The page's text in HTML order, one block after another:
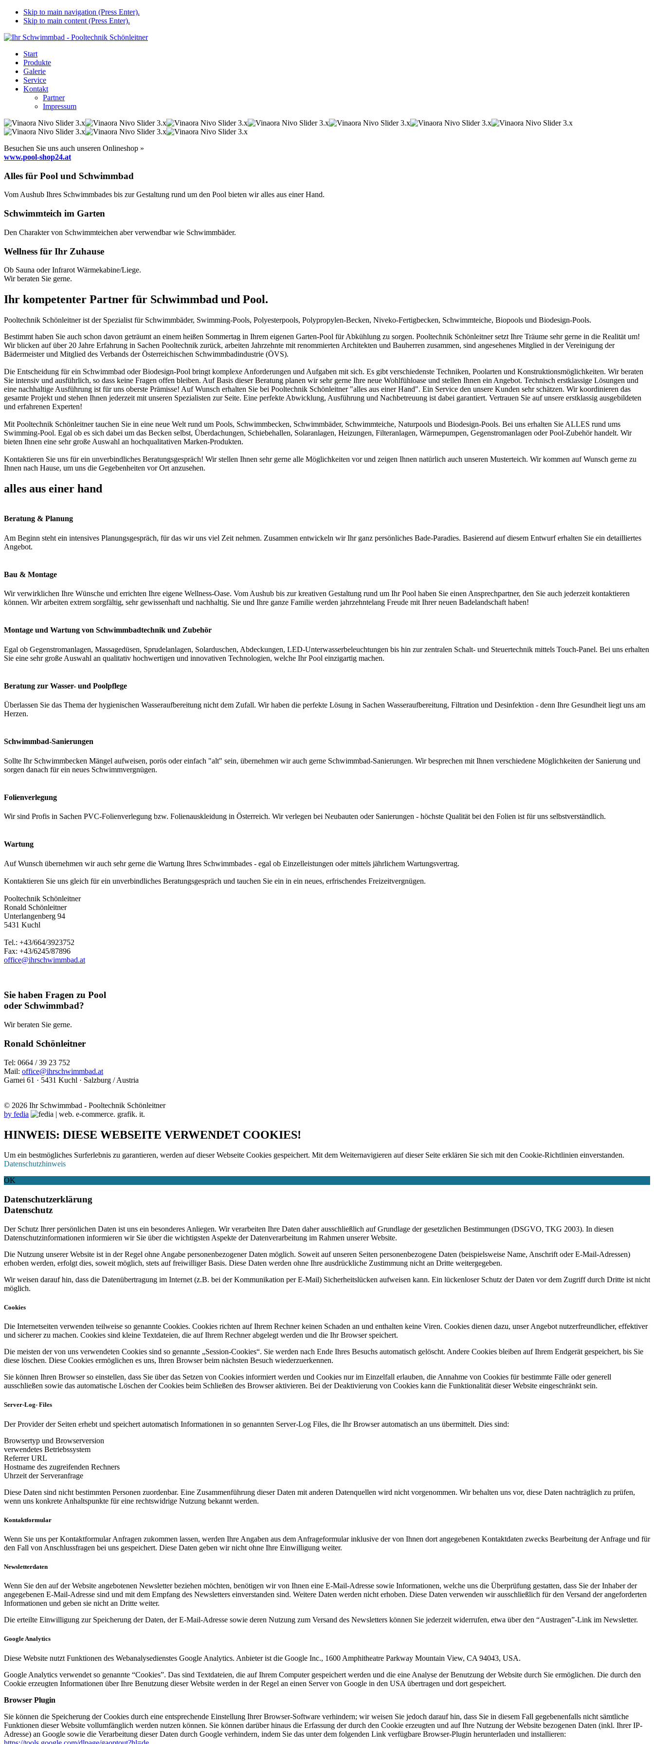
Skip to main navigation (Press Enter).
Skip to main content (Press Enter).
Start
Produkte
Galerie
Service
Kontakt
Partner
Impressum
Besuchen Sie uns auch unseren Onlineshop »
www.pool-shop24.at
Alles für Pool und Schwimmbad
Vom Aushub Ihres Schwimmbades bis zur Gestaltung rund um den Pool bieten wir alles aus einer Hand.
Schwimmteich im Garten
Den Charakter von Schwimmteichen aber verwendbar wie Schwimmbäder.
Wellness für Ihr Zuhause
Ob Sauna oder Infrarot Wärmekabine/Liege.
Wir beraten Sie gerne.
Ihr kompetenter Partner für Schwimmbad und Pool.
Pooltechnik Schönleitner ist der Spezialist für Schwimmbäder, Swimming-Pools, Polyesterpools, Polypropylen-Becken, Niveko-Fertigbecken, Schwimmteiche, Biopools und Biodesign-Pools.
Bestimmt haben Sie auch schon davon geträumt an einem heißen Sommertag in Ihrem eigenen Garten-Pool für Abkühlung zu sorgen. Pooltechnik Schönleitner setzt Ihre Träume sehr gerne in die Realität um!
Wir blicken auf über 20 Jahre Erfahrung in Sachen Pooltechnik zurück, arbeiten Jahrzehnte mit renommierten Architekten und Bauherren zusammen, sind angesehenes Mitglied in der Vereinigung der
Bädermeister und Mitglied des Verbands der Österreichischen Schwimmbadindustrie (ÖVS).
Die Entscheidung für ein Schwimmbad oder Biodesign-Pool bringt komplexe Anforderungen und Aufgaben mit sich. Es gibt verschiedenste Techniken, Poolarten und Konstruktionsmöglichkeiten. Wir beraten
Sie intensiv und ausführlich, so dass keine Fragen offen bleiben. Auf Basis dieser Beratung planen wir sehr gerne Ihre neue Wohlfühloase und stellen Ihnen ein Angebot. Technisch erstklassige Lösungen und
eine nachhaltige Ausführung ist für uns oberste Prämisse! Auf Wunsch erhalten Sie bei Pooltechnik Schönleitner "alles aus einer Hand". Ein Service den unsere Kunden sehr schätzen. Wir koordinieren das
gesamte Projekt und stehen Ihnen jederzeit mit unseren Spezialisten zur Seite. Eine perfekte Abwicklung, Ausführung und Nachbetreuung ist dabei garantiert. Vertrauen Sie auf unsere erstklassig ausgebildeten
und erfahrenen Experten!
Mit Pooltechnik Schönleitner tauchen Sie in eine neue Welt rund um Pools, Schwimmbecken, Schwimmbäder, Schwimmteiche, Naturpools und Biodesign-Pools. Bei uns erhalten Sie ALLES rund ums
Swimming-Pool. Egal ob es sich dabei um das Becken selbst, Überdachungen, Schiebehallen, Solaranlagen, Heizungen, Filteranlagen, Wärmepumpen, Gegenstromanlagen oder Pool-Zubehör handelt. Wir
bieten Ihnen eine sehr große Auswahl an hochqualitativen Marken-Produkten.
Kontaktieren Sie uns für ein unverbindliches Beratungsgespräch! Wir stellen Ihnen sehr gerne alle Möglichkeiten vor und zeigen Ihnen natürlich auch unseren Musterteich. Wir kommen auf Wunsch gerne zu
Ihnen nach Hause, um uns die Gegebenheiten vor Ort anzusehen.
alles aus einer hand
Beratung & Planung
Am Beginn steht ein intensives Planungsgespräch, für das wir uns viel Zeit nehmen. Zusammen entwickeln wir Ihr ganz persönliches Bade-Paradies. Basierend auf diesem Entwurf erhalten Sie ein detailliertes
Angebot.
Bau & Montage
Wir verwirklichen Ihre Wünsche und errichten Ihre eigene Wellness-Oase. Vom Aushub bis zur kreativen Gestaltung rund um Ihr Pool haben Sie einen Ansprechpartner, den Sie auch jederzeit kontaktieren
können. Wir arbeiten extrem sorgfältig, sehr gewissenhaft und nachhaltig. Sie und Ihre ganze Familie werden jahrzehntelang Freude mit Ihrer neuen Badelandschaft haben!
Montage und Wartung von Schwimmbadtechnik und Zubehör
Egal ob Gegenstromanlagen, Massagedüsen, Sprudelanlagen, Solarduschen, Abdeckungen, LED-Unterwasserbeleuchtungen bis hin zur zentralen Schalt- und Steuertechnik mittels Touch-Panel. Bei uns erhalten
Sie eine sehr große Auswahl an qualitativ hochwertigen und innovativen Technologien, welche Ihr Pool einzigartig machen.
Beratung zur Wasser- und Poolpflege
Überlassen Sie das Thema der hygienischen Wasseraufbereitung nicht dem Zufall. Wir haben die perfekte Lösung in Sachen Wasseraufbereitung, Filtration und Desinfektion - denn Ihre Gesundheit liegt uns am
Herzen.
Schwimmbad-Sanierungen
Sollte Ihr Schwimmbecken Mängel aufweisen, porös oder einfach "alt" sein, übernehmen wir auch gerne Schwimmbad-Sanierungen. Wir besprechen mit Ihnen verschiedene Möglichkeiten der Sanierung und
sorgen danach für ein neues Schwimmvergnügen.
Folienverlegung
Wir sind Profis in Sachen PVC-Folienverlegung bzw. Folienauskleidung in Österreich. Wir verlegen bei Neubauten oder Sanierungen - höchste Qualität bei den Folien ist für uns selbstverständlich.
Wartung
Auf Wunsch übernehmen wir auch sehr gerne die Wartung Ihres Schwimmbades - egal ob Einzelleistungen oder mittels jährlichem Wartungsvertrag.
Kontaktieren Sie uns gleich für ein unverbindliches Beratungsgespräch und tauchen Sie ein in ein neues, erfrischendes Freizeitvergnügen.
Pooltechnik Schönleitner
Ronald Schönleitner
Unterlangenberg 94
5431 Kuchl
Tel.: +43/664/3923752
Fax: +43/6245/87896
office@ihrschwimmbad.at
Sie haben Fragen zu Pool
oder Schwimmbad?
Wir beraten Sie gerne.
Ronald Schönleitner
Tel: 0664 / 39 23 752
Mail: office@ihrschwimmbad.at
Garnei 61 · 5431 Kuchl · Salzburg / Austria
© 2026 Ihr Schwimmbad - Pooltechnik Schönleitner
by fedia
HINWEIS: DIESE WEBSEITE VERWENDET COOKIES!
Um ein bestmögliches Surferlebnis zu garantieren, werden auf dieser Webseite Cookies gespeichert. Mit dem Weiternavigieren auf dieser Seite erklären Sie sich mit den Cookie-Richtlinien einverstanden.
Datenschutzhinweis
OK
Datenschutzerklärung
Datenschutz
Der Schutz Ihrer persönlichen Daten ist uns ein besonderes Anliegen. Wir verarbeiten Ihre Daten daher ausschließlich auf Grundlage der gesetzlichen Bestimmungen (DSGVO, TKG 2003). In diesen
Datenschutzinformationen informieren wir Sie über die wichtigsten Aspekte der Datenverarbeitung im Rahmen unserer Website.
Die Nutzung unserer Website ist in der Regel ohne Angabe personenbezogener Daten möglich. Soweit auf unseren Seiten personenbezogene Daten (beispielsweise Name, Anschrift oder E-Mail-Adressen)
erhoben werden, erfolgt dies, soweit möglich, stets auf freiwilliger Basis. Diese Daten werden ohne Ihre ausdrückliche Zustimmung nicht an Dritte weitergegeben.
Wir weisen darauf hin, dass die Datenübertragung im Internet (z.B. bei der Kommunikation per E-Mail) Sicherheitslücken aufweisen kann. Ein lückenloser Schutz der Daten vor dem Zugriff durch Dritte ist nicht
möglich.
Cookies
Die Internetseiten verwenden teilweise so genannte Cookies. Cookies richten auf Ihrem Rechner keinen Schaden an und enthalten keine Viren. Cookies dienen dazu, unser Angebot nutzerfreundlicher, effektiver
und sicherer zu machen. Cookies sind kleine Textdateien, die auf Ihrem Rechner abgelegt werden und die Ihr Browser speichert.
Die meisten der von uns verwendeten Cookies sind so genannte „Session-Cookies“. Sie werden nach Ende Ihres Besuchs automatisch gelöscht. Andere Cookies bleiben auf Ihrem Endgerät gespeichert, bis Sie
diese löschen. Diese Cookies ermöglichen es uns, Ihren Browser beim nächsten Besuch wiederzuerkennen.
Sie können Ihren Browser so einstellen, dass Sie über das Setzen von Cookies informiert werden und Cookies nur im Einzelfall erlauben, die Annahme von Cookies für bestimmte Fälle oder generell
ausschließen sowie das automatische Löschen der Cookies beim Schließen des Browser aktivieren. Bei der Deaktivierung von Cookies kann die Funktionalität dieser Website eingeschränkt sein.
Server-Log- Files
Der Provider der Seiten erhebt und speichert automatisch Informationen in so genannten Server-Log Files, die Ihr Browser automatisch an uns übermittelt. Dies sind:
Browsertyp und Browserversion
verwendetes Betriebssystem
Referrer URL
Hostname des zugreifenden Rechners
Uhrzeit der Serveranfrage
Diese Daten sind nicht bestimmten Personen zuordenbar. Eine Zusammenführung dieser Daten mit anderen Datenquellen wird nicht vorgenommen. Wir behalten uns vor, diese Daten nachträglich zu prüfen,
wenn uns konkrete Anhaltspunkte für eine rechtswidrige Nutzung bekannt werden.
Kontaktformular
Wenn Sie uns per Kontaktformular Anfragen zukommen lassen, werden Ihre Angaben aus dem Anfrageformular inklusive der von Ihnen dort angegebenen Kontaktdaten zwecks Bearbeitung der Anfrage und für
den Fall von Anschlussfragen bei uns gespeichert. Diese Daten geben wir nicht ohne Ihre Einwilligung weiter.
Newsletterdaten
Wenn Sie den auf der Website angebotenen Newsletter beziehen möchten, benötigen wir von Ihnen eine E-Mail-Adresse sowie Informationen, welche uns die Überprüfung gestatten, dass Sie der Inhaber der
angegebenen E-Mail-Adresse sind und mit dem Empfang des Newsletters einverstanden sind. Weitere Daten werden nicht erhoben. Diese Daten verwenden wir ausschließlich für den Versand der angeforderten
Informationen und geben sie nicht an Dritte weiter.
Die erteilte Einwilligung zur Speicherung der Daten, der E-Mail-Adresse sowie deren Nutzung zum Versand des Newsletters können Sie jederzeit widerrufen, etwa über den “Austragen”-Link im Newsletter.
Google Analytics
Diese Website nutzt Funktionen des Webanalysedienstes Google Analytics. Anbieter ist die Google Inc., 1600 Amphitheatre Parkway Mountain View, CA 94043, USA.
Google Analytics verwendet so genannte “Cookies”. Das sind Textdateien, die auf Ihrem Computer gespeichert werden und die eine Analyse der Benutzung der Website durch Sie ermöglichen. Die durch den
Cookie erzeugten Informationen über Ihre Benutzung dieser Website werden in der Regel an einen Server von Google in den USA übertragen und dort gespeichert.
Browser Plugin
Sie können die Speicherung der Cookies durch eine entsprechende Einstellung Ihrer Browser-Software verhindern; wir weisen Sie jedoch darauf hin, dass Sie in diesem Fall gegebenenfalls nicht sämtliche
Funktionen dieser Website vollumfänglich werden nutzen können. Sie können darüber hinaus die Erfassung der durch den Cookie erzeugten und auf Ihre Nutzung der Website bezogenen Daten (inkl. Ihrer IP-
Adresse) an Google sowie die Verarbeitung dieser Daten durch Google verhindern, indem Sie das unter dem folgenden Link verfügbare Browser-Plugin herunterladen und installieren: